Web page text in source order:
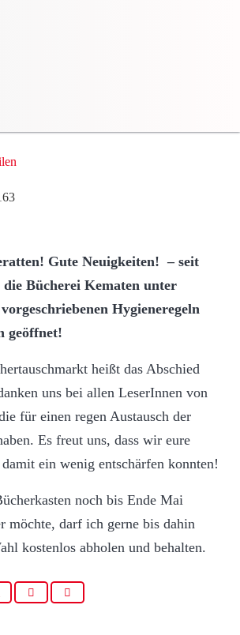
Gute Neuigkeiten! – seit
Bücherei Kematen unter
Hygieneregeln
geöffnet!
heißt das Abschied
uns bei allen LeserInnen von
für einen regen Austausch der
Es freut uns, dass wir eure
ein wenig entschärfen konnten!
noch bis Ende Mai
möchte, darf ich gerne bis dahin
kostenlos abholen und behalten.